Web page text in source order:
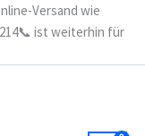
Versand wie
ist weiterhin für